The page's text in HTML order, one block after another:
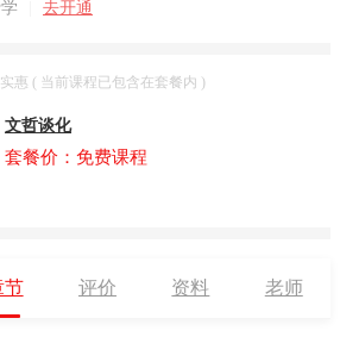
去开通
惠 ( 当前课程已包含在套餐内 )
文哲谈化
套餐价：免费课程
节 评价 资料 老师